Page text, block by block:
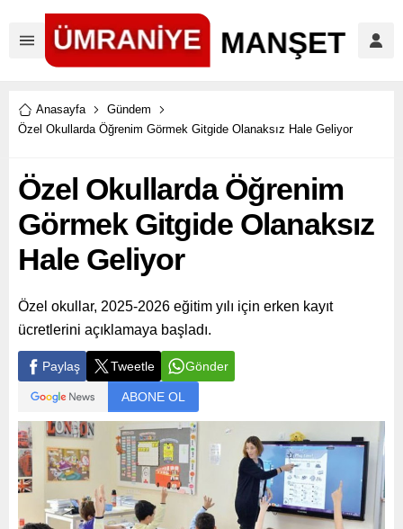
Anasayfa
Gündem
Özel Okullarda Öğrenim Görmek Gitgide Olanaksız Hale Geliyor
Özel Okullarda Öğrenim
Görmek Gitgide Olanaksız
Hale Geliyor
Özel okullar, 2025-2026 eğitim yılı için erken kayıt
ücretlerini açıklamaya başladı.
Paylaş Tweetle Gönder
ABONE OL